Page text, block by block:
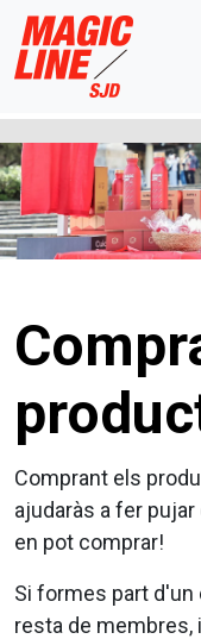
Comprant els
ajudaràs a fer
en pot comprar!
Si formes part d'un
resta de membres,